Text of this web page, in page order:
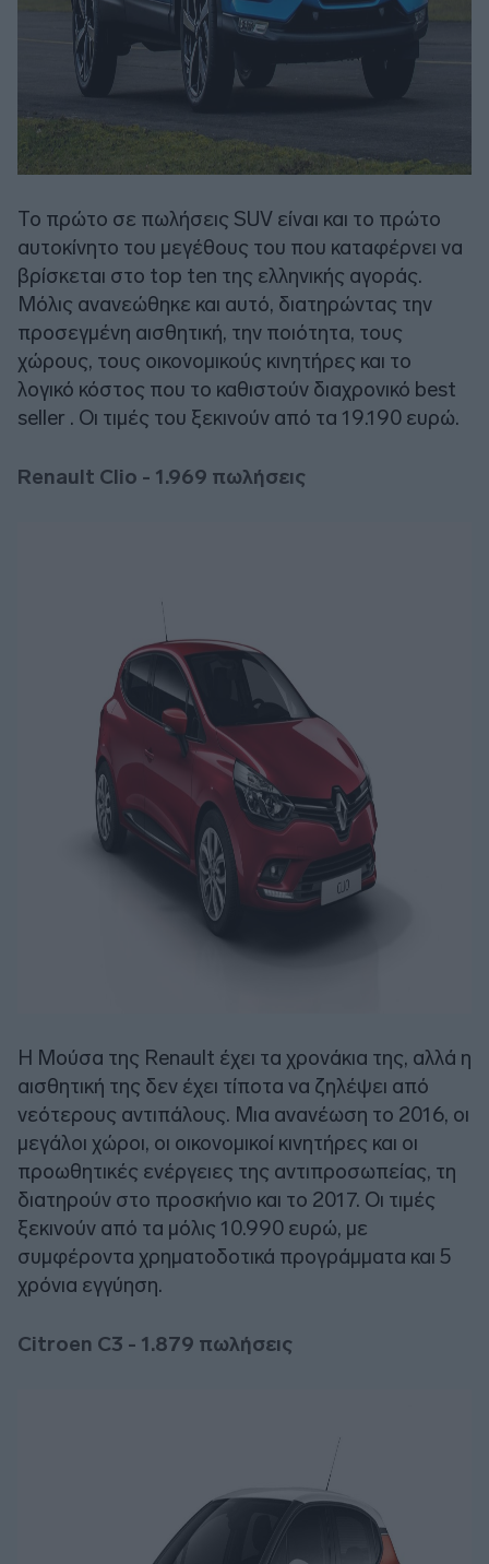
Το πρώτο σε πωλήσεις SUV είναι και το πρώτο
αυτοκίνητο του μεγέθους του που καταφέρνει να
βρίσκεται στο top ten της ελληνικής αγοράς.
Μόλις ανανεώθηκε και αυτό, διατηρώντας την
προσεγμένη αισθητική, την ποιότητα, τους
χώρους, τους οικονομικούς κινητήρες και το
λογικό κόστος που το καθιστούν διαχρονικό best
seller . Οι τιμές του ξεκινούν από τα 19.190 ευρώ.
Renault Clio - 1.969 πωλήσεις
Η Μούσα της Renault έχει τα χρονάκια της, αλλά η
αισθητική της δεν έχει τίποτα να ζηλέψει από
νεότερους αντιπάλους. Μια ανανέωση το 2016, οι
μεγάλοι χώροι, οι οικονομικοί κινητήρες και οι
προωθητικές ενέργειες της αντιπροσωπείας, τη
διατηρούν στο προσκήνιο και το 2017. Οι τιμές
ξεκινούν από τα μόλις 10.990 ευρώ, με
συμφέροντα χρηματοδοτικά προγράμματα και 5
χρόνια εγγύηση.
Citroen C3 - 1.879 πωλήσεις